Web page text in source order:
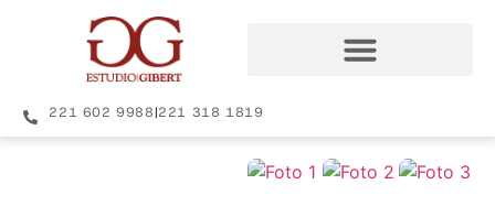
221 602 9988|221 318 1819